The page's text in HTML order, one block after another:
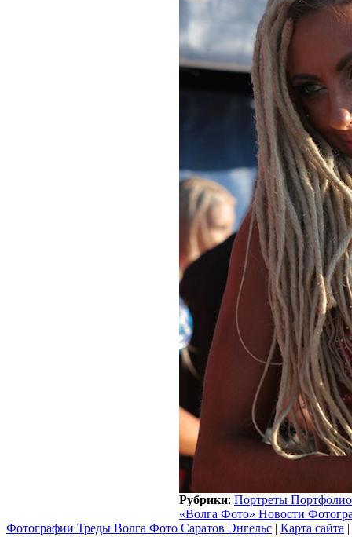
Рубрики: Портреты Портфолио
«Волга Фото» Новости
Фотографии Треды Волга Фото Саратов Энгельс | Карта сайта |